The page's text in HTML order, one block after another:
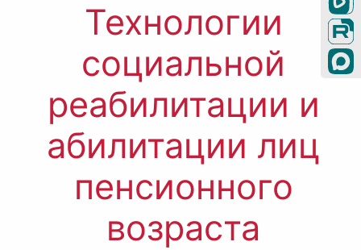
Технологии
социальной
реабилитации и
абилитации лиц
пенсионного
возраста